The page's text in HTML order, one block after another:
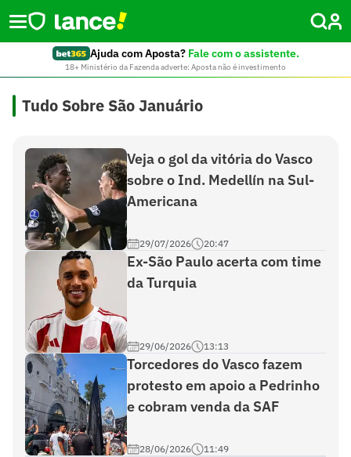
Ajuda com Aposta? Fale com o assistente.
18+ Ministério da Fazenda adverte: Aposta não é investimento
Tudo Sobre São Januário
Veja o gol da vitória do Vasco
sobre o Ind. Medellín na Sul-
Americana
29/07/2026 20:47
Ex-São Paulo acerta com time
da Turquia
29/06/2026 13:13
Torcedores do Vasco fazem
protesto em apoio a Pedrinho
e cobram venda da SAF
28/06/2026 11:49